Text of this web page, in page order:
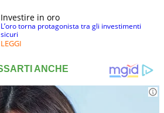
Investire in oro
L’oro torna protagonista tra gli investimenti
sicuri
LEGGI